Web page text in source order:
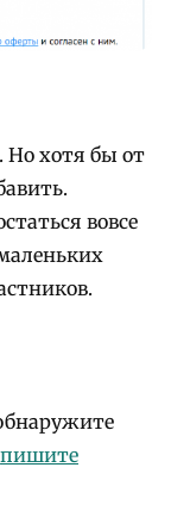
Но хотя бы от
вовсе
пишите